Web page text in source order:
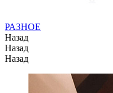
РАЗНОЕ
Назад
Назад
Назад